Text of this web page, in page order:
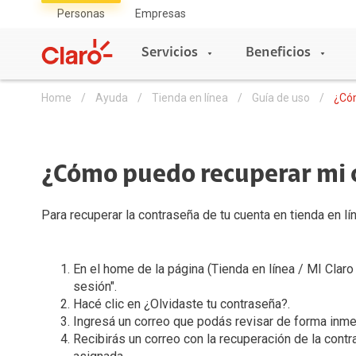
Personas Empresas
Servicios
Servicios Móviles
Portabilidad
Conexión Sin Fronteras
La red más rápida
Renovacion Prepago
Beneficios
Móviles
Full claro
Claro Club
Servicios Móviles
Servicios Hogar
Planes Claro Hogar
Accesorios
Servicios Hogar
Servicios Móviles
Mi Claro
Tienda en Linea
Home Ayuda Tienda en línea Guía de uso
¿Cómo puedo recuperar mi
Para recuperar la contraseña de tu cuenta en tienda en
En el home de la página (Tienda en línea / MI
sesión".
Hacé clic en ¿Olvidaste tu contraseña?.
Ingresá un correo que podás revisar de forma
Recibirás un correo con la recuperación de la